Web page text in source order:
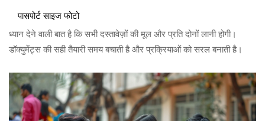
पासपोर्ट साइज फोटो
ध्यान देने वाली बात है कि सभी दस्तावेज़ों की मूल और प्रति दोनों लानी होगी।
डॉक्युमेंट्स की सही तैयारी समय बचाती है और प्रक्रियाओं को सरल बनाती है।